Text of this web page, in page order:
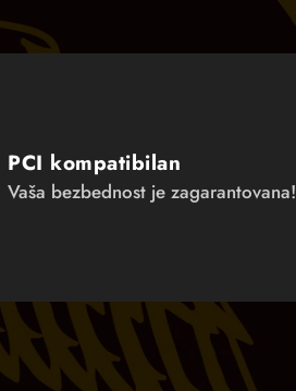
PCI kompatibilan
Vaša bezbednost je zagarantovana!